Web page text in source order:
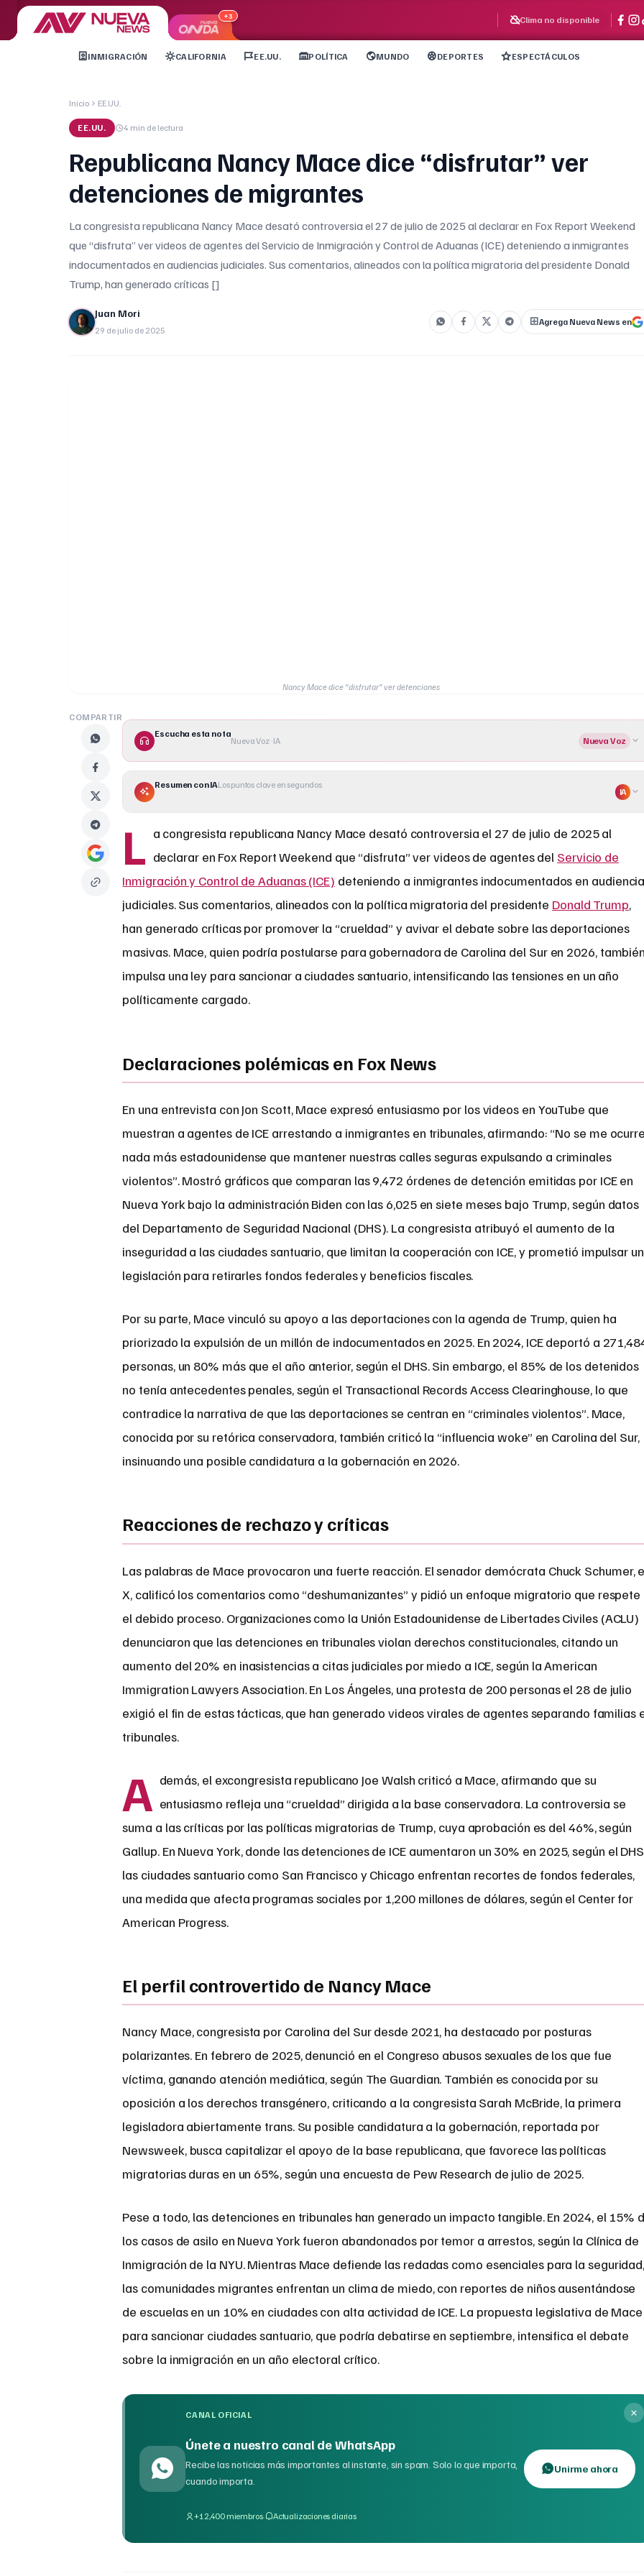
+3 Clima no disponible
INMIGRACIÓN CALIFORNIA EE.UU. POLÍTICA MUNDO DEPORTES ESPECTÁCULOS
Inicio EE.UU.
EE.UU. 4 min de lectura
Republicana Nancy Mace dice “disfrutar” ver
detenciones de migrantes
La congresista republicana Nancy Mace desató controversia el 27 de julio de 2025 al declarar en Fox Report Weekend
que “disfruta” ver videos de agentes del Servicio de Inmigración y Control de Aduanas (ICE) deteniendo a inmigrantes
indocumentados en audiencias judiciales. Sus comentarios, alineados con la política migratoria del presidente Donald
Trump, han generado críticas []
Juan Mori
29 de julio de 2025
Agrega Nueva News en
Nancy Mace dice “disfrutar” ver detenciones
COMPARTIR
Escucha esta nota
Nueva Voz · IA Nueva Voz
Resumen con IALos puntos clave en segundos
IA
L a congresista republicana Nancy Mace desató controversia el 27 de julio de 2025 al
declarar en Fox Report Weekend que “disfruta” ver videos de agentes del Servicio de
Inmigración y Control de Aduanas (ICE) deteniendo a inmigrantes indocumentados en
judiciales. Sus comentarios, alineados con la política migratoria del presidente Donald Trump,
han generado críticas por promover la “crueldad” y avivar el debate sobre las deportaciones
masivas. Mace, quien podría postularse para gobernadora de Carolina del Sur en 2026,
impulsa una ley para sancionar a ciudades santuario, intensificando las tensiones en un año
políticamente cargado.
Declaraciones polémicas en Fox News
En una entrevista con Jon Scott, Mace expresó entusiasmo por los videos en YouTube que
muestran a agentes de ICE arrestando a inmigrantes en tribunales, afirmando: “No se me
nada más estadounidense que mantener nuestras calles seguras expulsando a criminales
violentos”. Mostró gráficos que comparan las 9,472 órdenes de detención emitidas por ICE en
Nueva York bajo la administración Biden con las 6,025 en siete meses bajo Trump, según datos
del Departamento de Seguridad Nacional (DHS). La congresista atribuyó el aumento de la
inseguridad a las ciudades santuario, que limitan la cooperación con ICE, y prometió impulsar
legislación para retirarles fondos federales y beneficios fiscales.
Por su parte, Mace vinculó su apoyo a las deportaciones con la agenda de Trump, quien ha
priorizado la expulsión de un millón de indocumentados en 2025. En 2024, ICE deportó a
personas, un 80% más que el año anterior, según el DHS. Sin embargo, el 85% de los detenidos
no tenía antecedentes penales, según el Transactional Records Access Clearinghouse, lo que
contradice la narrativa de que las deportaciones se centran en “criminales violentos”. Mace,
conocida por su retórica conservadora, también criticó la “influencia woke” en Carolina del Sur,
insinuando una posible candidatura a la gobernación en 2026.
Reacciones de rechazo y críticas
Las palabras de Mace provocaron una fuerte reacción. El senador demócrata Chuck Schumer,
X, calificó los comentarios como “deshumanizantes” y pidió un enfoque migratorio que respete
el debido proceso. Organizaciones como la Unión Estadounidense de Libertades Civiles (ACLU)
denunciaron que las detenciones en tribunales violan derechos constitucionales, citando un
aumento del 20% en inasistencias a citas judiciales por miedo a ICE, según la American
Immigration Lawyers Association. En Los Ángeles, una protesta de 200 personas el 28 de julio
exigió el fin de estas tácticas, que han generado videos virales de agentes separando familias
tribunales.
A demás, el excongresista republicano Joe Walsh criticó a Mace, afirmando que su
entusiasmo refleja una “crueldad” dirigida a la base conservadora. La controversia se
suma a las críticas por las políticas migratorias de Trump, cuya aprobación es del 46%, según
Gallup. En Nueva York, donde las detenciones de ICE aumentaron un 30% en 2025, según el
las ciudades santuario como San Francisco y Chicago enfrentan recortes de fondos federales,
una medida que afecta programas sociales por 1,200 millones de dólares, según el Center for
American Progress.
El perfil controvertido de Nancy Mace
Nancy Mace, congresista por Carolina del Sur desde 2021, ha destacado por posturas
polarizantes. En febrero de 2025, denunció en el Congreso abusos sexuales de los que fue
víctima, ganando atención mediática, según The Guardian. También es conocida por su
oposición a los derechos transgénero, criticando a la congresista Sarah McBride, la primera
legisladora abiertamente trans. Su posible candidatura a la gobernación, reportada por
Newsweek, busca capitalizar el apoyo de la base republicana, que favorece las políticas
migratorias duras en un 65%, según una encuesta de Pew Research de julio de 2025.
Pese a todo, las detenciones en tribunales han generado un impacto tangible. En 2024, el 15%
los casos de asilo en Nueva York fueron abandonados por temor a arrestos, según la Clínica de
Inmigración de la NYU. Mientras Mace defiende las redadas como esenciales para la
las comunidades migrantes enfrentan un clima de miedo, con reportes de niños ausentándose
de escuelas en un 10% en ciudades con alta actividad de ICE. La propuesta legislativa de Mace
para sancionar ciudades santuario, que podría debatirse en septiembre, intensifica el debate
sobre la inmigración en un año electoral crítico.
CANAL OFICIAL
Únete a nuestro canal de WhatsApp
Recibe las noticias más importantes al instante, sin spam. Solo lo que importa,
cuando importa.
+12,400 miembros· Actualizaciones diarias
Unirme ahora